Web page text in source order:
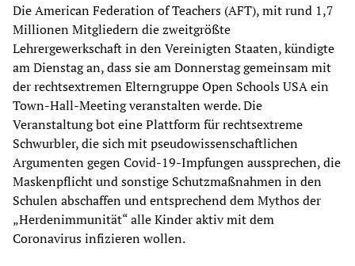
Die American Federation of Teachers (AFT), mit rund 1,7
Millionen Mitgliedern die zweitgrößte
Lehrergewerkschaft in den Vereinigten Staaten, kündigte
am Dienstag an, dass sie am Donnerstag gemeinsam mit
der rechtsextremen Elterngruppe Open Schools USA ein
Town-Hall-Meeting veranstalten werde. Die
Veranstaltung bot eine Plattform für rechtsextreme
Schwurbler, die sich mit pseudowissenschaftlichen
Argumenten gegen Covid-19-Impfungen aussprechen, die
Maskenpflicht und sonstige Schutzmaßnahmen in den
Schulen abschaffen und entsprechend dem Mythos der
„Herdenimmunität“ alle Kinder aktiv mit dem
Coronavirus infizieren wollen.